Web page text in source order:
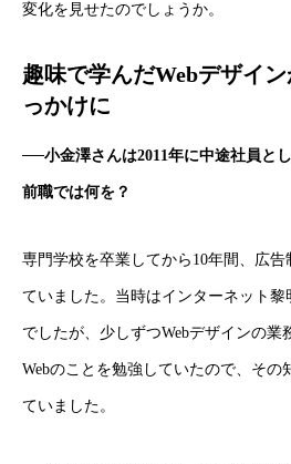
変化を見せたのでしょうか。
趣味で学んだWebデザイ
っかけに
──小金澤さんは2011年に中途社員と
前職では何を？
専門学校を卒業してから10年間、広
ていました。当時はインターネット
でしたが、少しずつWebデザインの業
Webのことを勉強していたので、その
ていました。